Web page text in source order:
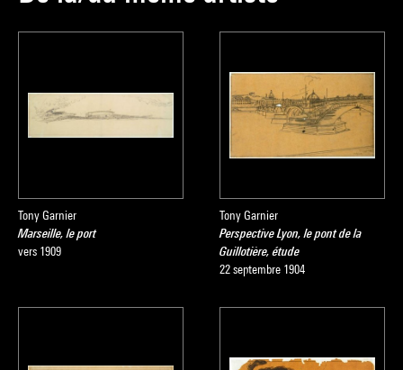
Tony Garnier
Marseille, le port
vers 1909
Tony Garnier
Perspective Lyon, le pont de la
Guillotière, étude
22 septembre 1904